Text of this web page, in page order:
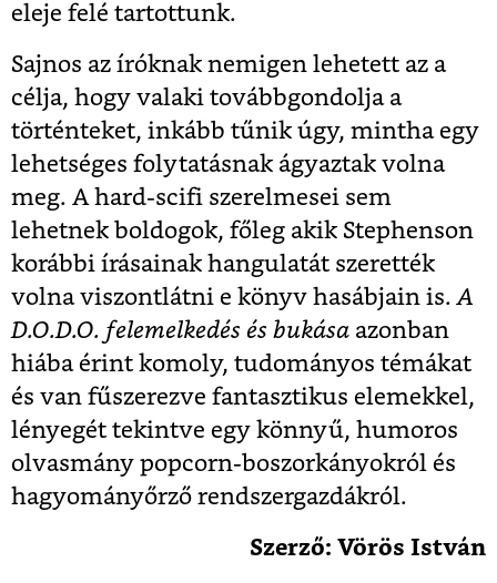
eleje felé tartottunk.
Sajnos az íróknak nemigen lehetett az a
célja, hogy valaki továbbgondolja a
történteket, inkább tűnik úgy, mintha egy
lehetséges folytatásnak ágyaztak volna
meg. A hard-scifi szerelmesei sem
lehetnek boldogok, főleg akik Stephenson
korábbi írásainak hangulatát szerették
volna viszontlátni e könyv hasábjain is. A
D.O.D.O. felemelkedés és bukása azonban
hiába érint komoly, tudományos témákat
és van fűszerezve fantasztikus elemekkel,
lényegét tekintve egy könnyű, humoros
olvasmány popcorn-boszorkányokról és
hagyományőrző rendszergazdákról.
Szerző: Vörös István